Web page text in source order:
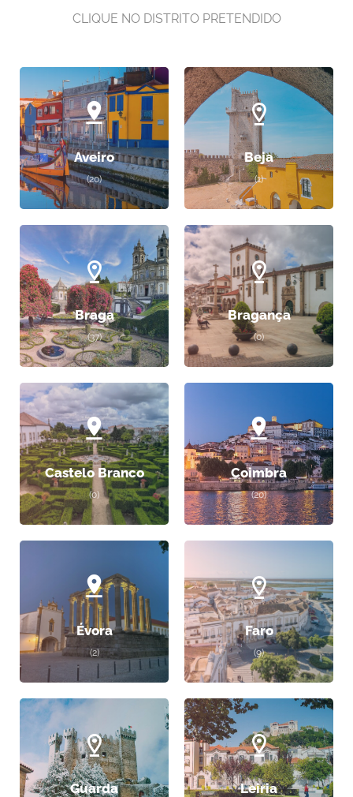
CLIQUE NO DISTRITO PRETENDIDO
Aveiro
(20)
Beja
(1)
Braga
(37)
Bragança
(0)
Castelo Branco
(0)
Coimbra
(20)
Évora
(2)
Faro
(9)
Guarda Leiria